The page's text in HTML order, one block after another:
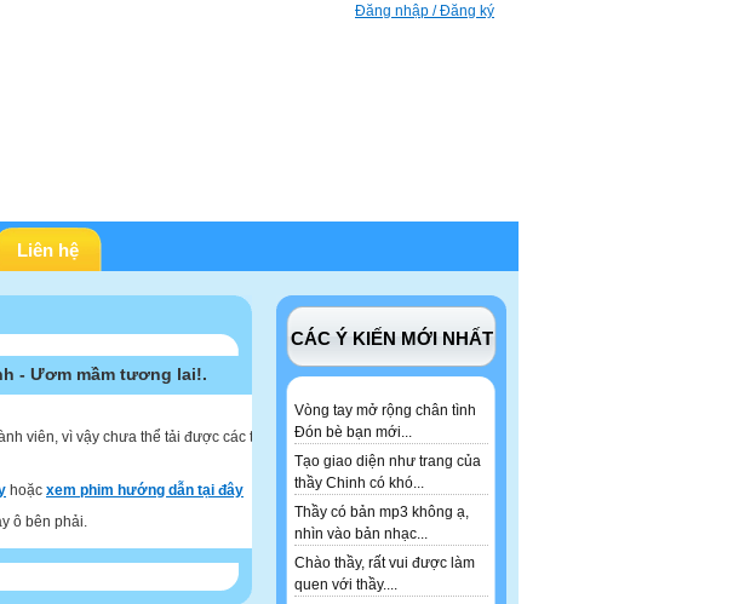
Đăng nhập / Đăng ký
Liên hệ
CÁC Ý KIẾN MỚI NHẤT
Vòng tay mở rộng chân tình
Đón bè bạn mới...
Tạo giao diện như trang của
thầy Chinh có khó...
Thầy có bản mp3 không ạ,
nhìn vào bản nhạc...
Chào thầy, rất vui được làm
quen với thầy....
- Ươm mầm tương lai!.
viên, vì vậy chưa thể tải được các tư
hoặc xem phim hướng dẫn tại đây
ô bên phải.